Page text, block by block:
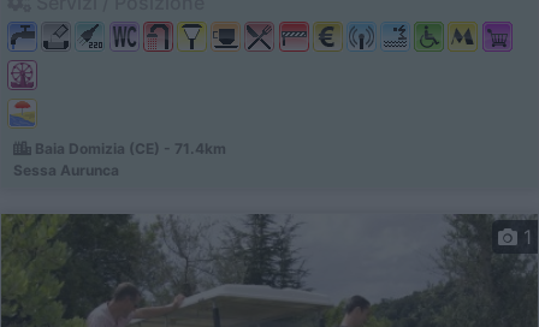
Baia Domizia (CE) - 71.4km
Sessa Aurunca
1